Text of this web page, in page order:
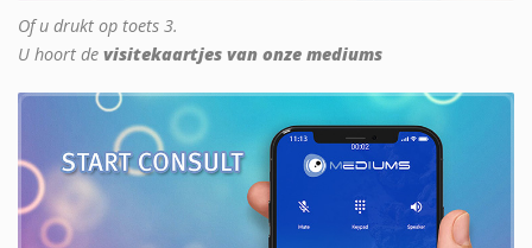
Of u drukt op toets 3.
U hoort de visitekaartjes van onze mediums